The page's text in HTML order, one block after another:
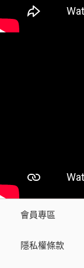
會員專區
隱私權條款